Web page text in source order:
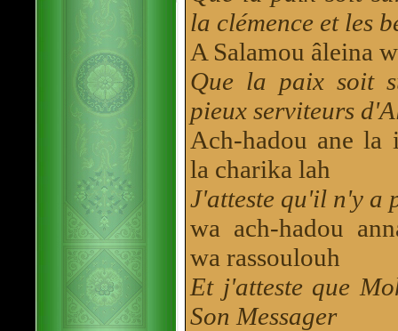
la clémence et les
A Salamou âleina
Que la paix soit
pieux serviteurs
Ach-hadou ane la
la charika lah
J'atteste qu'il n'y a
wa ach-hadou
wa rassoulouh
Et j'atteste que
Son Messager